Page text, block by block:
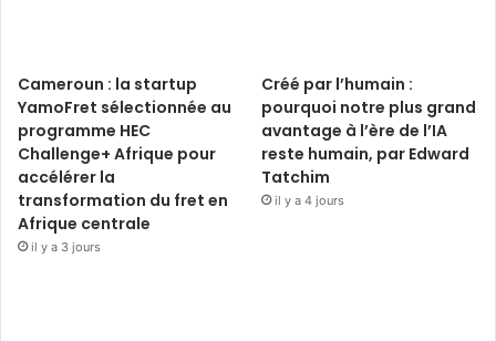
Cameroun : la startup
YamoFret sélectionnée au
programme HEC
Challenge+ Afrique pour
accélérer la
transformation du fret en
Afrique centrale
il y a 3 jours
Créé par l’humain :
pourquoi notre plus grand
avantage à l’ère de l’IA
reste humain, par Edward
Tatchim
il y a 4 jours